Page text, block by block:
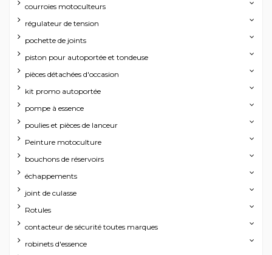
courroies motoculteurs
régulateur de tension
pochette de joints
piston pour autoportée et tondeuse
pièces détachées d'occasion
kit promo autoportée
pompe à essence
poulies et pièces de lanceur
Peinture motoculture
bouchons de réservoirs
échappements
joint de culasse
Rotules
contacteur de sécurité toutes marques
robinets d'essence